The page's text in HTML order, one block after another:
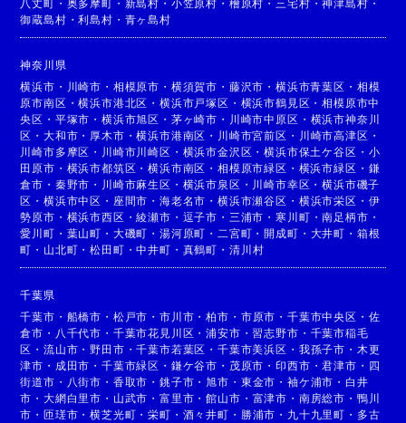
八丈町 ・ 奥多摩町 ・ 新島村 ・ 小笠原村 ・ 檜原村 ・ 三宅村 ・神津島村 ・
御蔵島村 ・利島村 ・ 青ヶ島村
神奈川県
横浜市 ・ 川崎市 ・ 相模原市 ・ 横須賀市 ・ 藤沢市 ・横浜市青葉区 ・ 相模
原市南区 ・横浜市港北区 ・横浜市戸塚区 ・ 横浜市鶴見区 ・相模原市中
央区 ・ 平塚市 ・横浜市旭区 ・ 茅ヶ崎市 ・ 川崎市中原区 ・ 横浜市神奈川
区 ・大和市 ・ 厚木市 ・横浜市港南区 ・ 川崎市宮前区 ・ 川崎市高津区 ・
川崎市多摩区 ・ 川崎市川崎区 ・ 横浜市金沢区 ・横浜市保土ケ谷区 ・ 小
田原市 ・ 横浜市都筑区 ・横浜市南区 ・相模原市緑区 ・ 横浜市緑区 ・ 鎌
倉市 ・ 秦野市 ・ 川崎市麻生区 ・ 横浜市泉区 ・ 川崎市幸区 ・横浜市磯子
区 ・横浜市中区 ・ 座間市 ・海老名市 ・横浜市瀬谷区 ・ 横浜市栄区 ・ 伊
勢原市 ・ 横浜市西区 ・綾瀬市 ・ 逗子市 ・ 三浦市 ・寒川町 ・南足柄市 ・
愛川町 ・ 葉山町 ・ 大磯町 ・湯河原町 ・ 二宮町 ・開成町 ・ 大井町 ・ 箱根
町 ・ 山北町 ・松田町 ・中井町 ・ 真鶴町 ・ 清川村
千葉県
千葉市 ・ 船橋市 ・ 松戸市 ・市川市 ・柏市 ・ 市原市 ・ 千葉市中央区 ・ 佐
倉市 ・ 八千代市 ・ 千葉市花見川区 ・浦安市 ・習志野市 ・ 千葉市稲毛
区 ・流山市 ・野田市 ・千葉市若葉区 ・千葉市美浜区 ・ 我孫子市 ・ 木更
津市 ・ 成田市 ・千葉市緑区 ・ 鎌ケ谷市 ・ 茂原市 ・印西市 ・君津市 ・ 四
街道市 ・ 八街市 ・ 香取市 ・銚子市 ・旭市 ・ 東金市 ・ 袖ケ浦市 ・ 白井
市 ・大網白里市 ・ 山武市 ・富里市 ・館山市 ・ 富津市 ・ 南房総市 ・ 鴨川
市 ・匝瑳市 ・横芝光町 ・栄町 ・ 酒々井町 ・ 勝浦市 ・ 九十九里町 ・ 多古